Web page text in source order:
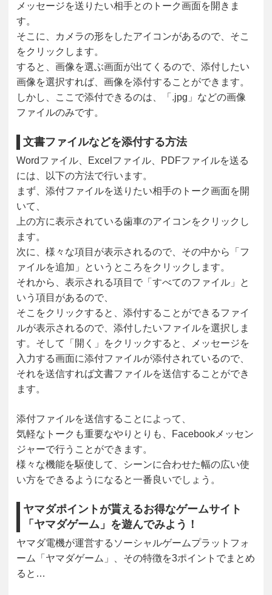
メッセージを送りたい相手とのトーク画面を開きま
す。
そこに、カメラの形をしたアイコンがあるので、そこ
をクリックします。
すると、画像を選ぶ画面が出てくるので、添付したい
画像を選択すれば、画像を添付することができます。
しかし、ここで添付できるのは、「.jpg」などの画像
ファイルのみです。
文書ファイルなどを添付する方法
Wordファイル、Excelファイル、PDFファイルを送る
には、以下の方法で行います。
まず、添付ファイルを送りたい相手のトーク画面を開
いて、
上の方に表示されている歯車のアイコンをクリックし
ます。
次に、様々な項目が表示されるので、その中から「フ
ァイルを追加」というところをクリックします。
それから、表示される項目で「すべてのファイル」と
いう項目があるので、
そこをクリックすると、添付することができるファイ
ルが表示されるので、添付したいファイルを選択しま
す。そして「開く」をクリックすると、メッセージを
入力する画面に添付ファイルが添付されているので、
それを送信すれば文書ファイルを送信することができ
ます。
添付ファイルを送信することによって、
気軽なトークも重要なやりとりも、Facebookメッセン
ジャーで行うことができます。
様々な機能を駆使して、シーンに合わせた幅の広い使
い方をできるようになると一番良いでしょう。
ヤマダポイントが貰えるお得なゲームサイト
「ヤマダゲーム」を遊んでみよう！
ヤマダ電機が運営するソーシャルゲームプラットフォ
ーム「ヤマダゲーム」、その特徴を3ポイントでまとめ
ると…